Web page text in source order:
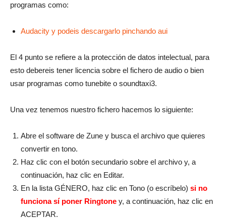
programas como:
Audacity y podeis descargarlo pinchando aui
El 4 punto se refiere a la protección de datos intelectual, para
esto debereis tener licencia sobre el fichero de audio o bien
usar programas como tunebite o soundtaxi3.
Una vez tenemos nuestro fichero hacemos lo siguiente:
Abre el software de Zune y busca el archivo que quieres
convertir en tono.
Haz clic con el botón secundario sobre el archivo y, a
continuación, haz clic en Editar.
En la lista GÉNERO, haz clic en Tono (o escríbelo) si no
funciona sí poner Ringtone y, a continuación, haz clic en
ACEPTAR.